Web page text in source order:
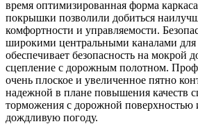
время оптимизированная форма
покрышки позволили добиться
комфортности и управляемости.
широкими центральными каналами для
обеспечивает безопасность на мокрой
сцепление с дорожным полотном.
очень плоское и увеличенное пятно
надежной в плане повышения качеств
торможения с дорожной поверхностью
дождливую погоду.